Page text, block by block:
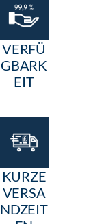
VERFÜ
GBARK
EIT
KURZE
VERSA
NDZEIT